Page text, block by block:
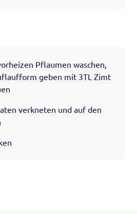
Pflaumen waschen,
geben mit 3TL Zimt
verkneten und auf den